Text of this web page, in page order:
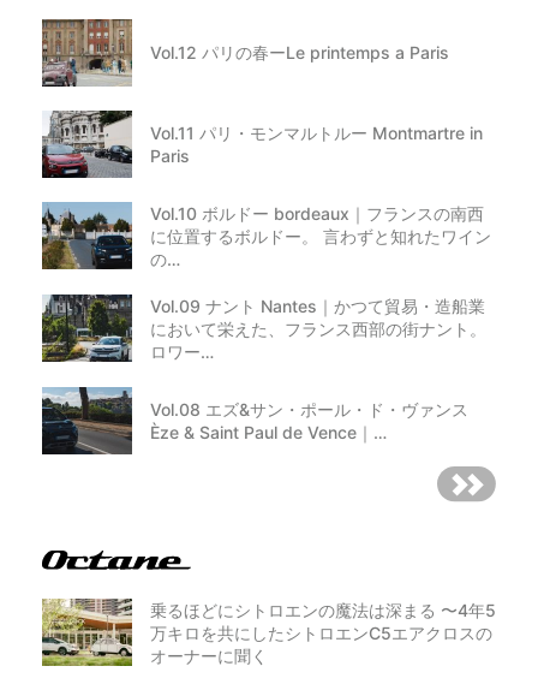
Vol.12 パリの春ーLe printemps a Paris
Vol.11 パリ・モンマルトルー Montmartre in
Paris
Vol.10 ボルドー bordeaux｜フランスの南西
に位置するボルドー。 言わずと知れたワイン
の…
Vol.09 ナント Nantes｜かつて貿易・造船業
において栄えた、フランス西部の街ナント。
ロワー…
Vol.08 エズ&サン・ポール・ド・ヴァンス
Èze & Saint Paul de Vence｜…
乗るほどにシトロエンの魔法は深まる 〜4年5
万キロを共にしたシトロエンC5エアクロスの
オーナーに聞く